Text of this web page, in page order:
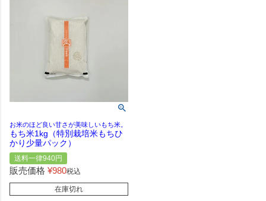
お米のほど良い甘さが美味しいもち米。
もち米1kg（特別栽培米もちひ
かり少量パック）
送料一律940円
販売価格 ¥980税込
在庫切れ